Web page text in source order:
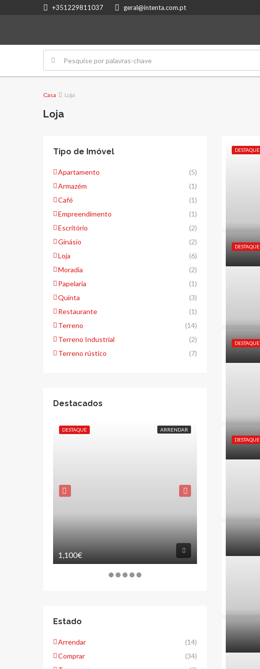
+351229811037 geral@intenta.com.pt
Casa Loja
Loja
DESTAQUE
DESTAQUE
DESTAQUE
DESTAQUE
Tipo de Imóvel
Apartamento
(5)
Armazém
(1)
Café
(1)
Empreendimento
(1)
Escritório
(2)
Ginásio
(2)
Loja
(6)
Moradia
(2)
Papelaria
(1)
Quinta
(3)
Restaurante
(1)
Terreno
(14)
Terreno Industrial
(2)
Terreno rústico
(7)
Destacados
DESTAQUE ARRENDAR
1,100€ 120,000€
Estado
Arrendar
(14)
Comprar
(34)